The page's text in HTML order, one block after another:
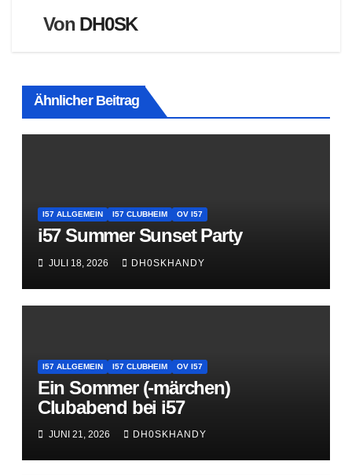
Von DH0SK
Ähnlicher Beitrag
I57 ALLGEMEIN I57 CLUBHEIM OV I57
i57 Summer Sunset Party
JULI 18, 2026 DH0SKHANDY
I57 ALLGEMEIN I57 CLUBHEIM OV I57
Ein Sommer (-märchen)
Clubabend bei i57
JUNI 21, 2026 DH0SKHANDY